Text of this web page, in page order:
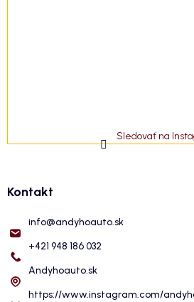
Sledovať na
Kontakt
info@andyhoauto.sk
+421 948 186 032
Andyhoauto.sk
https://www.instagram.com/